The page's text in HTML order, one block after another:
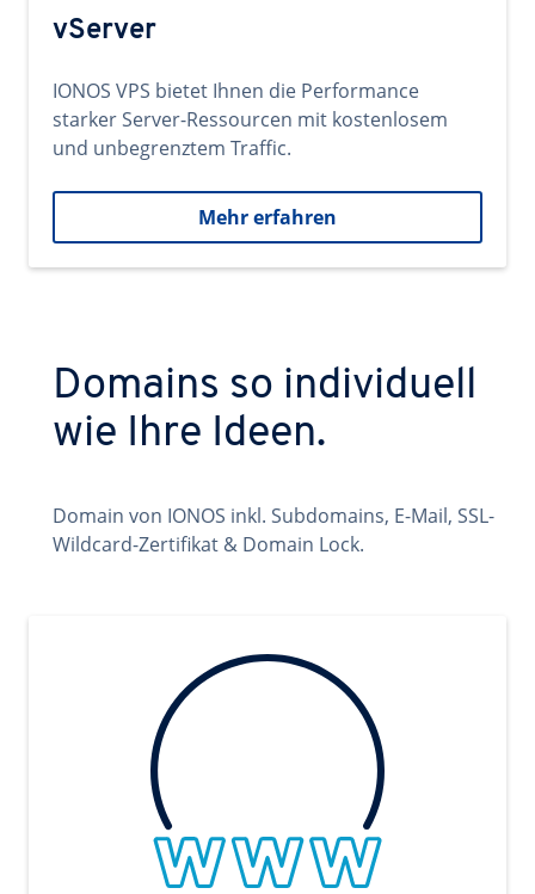
vServer
IONOS VPS bietet Ihnen die Performance
starker Server-Ressourcen mit kostenlosem
und unbegrenztem Traffic.
Mehr erfahren
Domains so individuell
wie Ihre Ideen.
Domain von IONOS inkl. Subdomains, E-Mail, SSL-
Wildcard-Zertifikat & Domain Lock.